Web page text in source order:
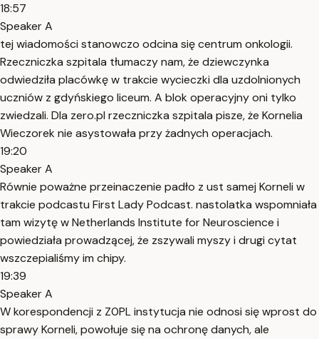
18:57
Speaker A
tej wiadomości stanowczo odcina się centrum onkologii.
Rzeczniczka szpitala tłumaczy nam, że dziewczynka
odwiedziła placówkę w trakcie wycieczki dla uzdolnionych
uczniów z gdyńskiego liceum. A blok operacyjny oni tylko
zwiedzali. Dla zero.pl rzeczniczka szpitala pisze, że Kornelia
Wieczorek nie asystowała przy żadnych operacjach.
19:20
Speaker A
Równie poważne przeinaczenie padło z ust samej Korneli w
trakcie podcastu First Lady Podcast. nastolatka wspomniała
tam wizytę w Netherlands Institute for Neuroscience i
powiedziała prowadzącej, że zszywali myszy i drugi cytat
wszczepialiśmy im chipy.
19:39
Speaker A
W korespondencji z Z0PL instytucja nie odnosi się wprost do
sprawy Korneli, powołuje się na ochronę danych, ale